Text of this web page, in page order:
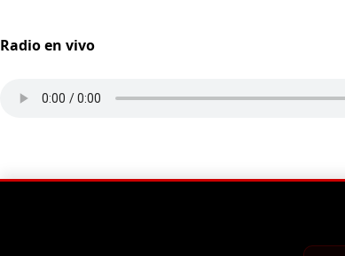
Radio en vivo